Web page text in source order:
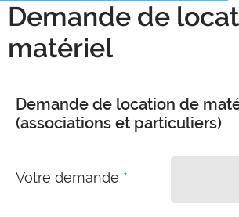
Demande de
matériel
Demande de location de
(associations et particuliers)
Votre demande *